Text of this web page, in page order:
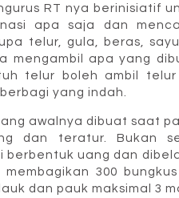
RT nya berinisiatif
apa saja dan
telur, gula, beras,
mengambil apa yang
telur boleh ambil
yang indah.
awalnya dibuat saat
dan teratur. Bukan
berbentuk uang dan
membagikan 300
dan pauk maksimal 3